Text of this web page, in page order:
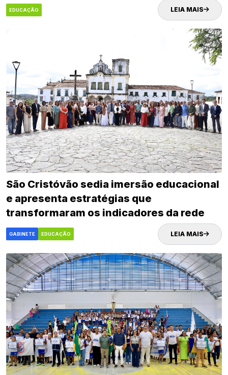
EDUCAÇÃO LEIA MAIS
São Cristóvão sedia imersão educacional
e apresenta estratégias que
transformaram os indicadores da rede
municipal
GABINETE EDUCAÇÃO LEIA MAIS